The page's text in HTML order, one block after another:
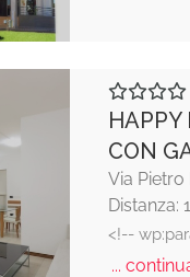
HAPPY
CON
Via Pietro
Distanza:
<!--
...